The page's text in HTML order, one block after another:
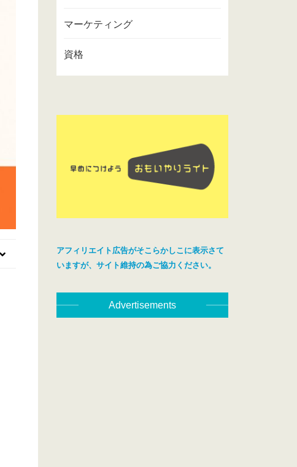
マーケティング
資格
アフィリエイト広告がそこらかしこに表示さて
いますが、サイト維持の為ご協力ください。
Advertisements